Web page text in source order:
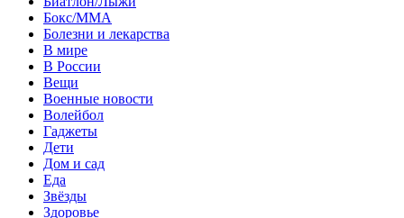
Бокс/MMA
Болезни и лекарства
В мире
В России
Вещи
Военные новости
Волейбол
Гаджеты
Дети
Дом и сад
Еда
Звёзды
Здоровье